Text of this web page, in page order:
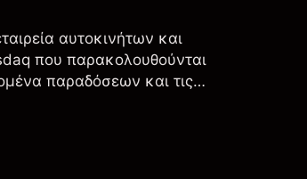
αυτοκινήτων και
που παρακολουθούνται
παραδόσεων και τις